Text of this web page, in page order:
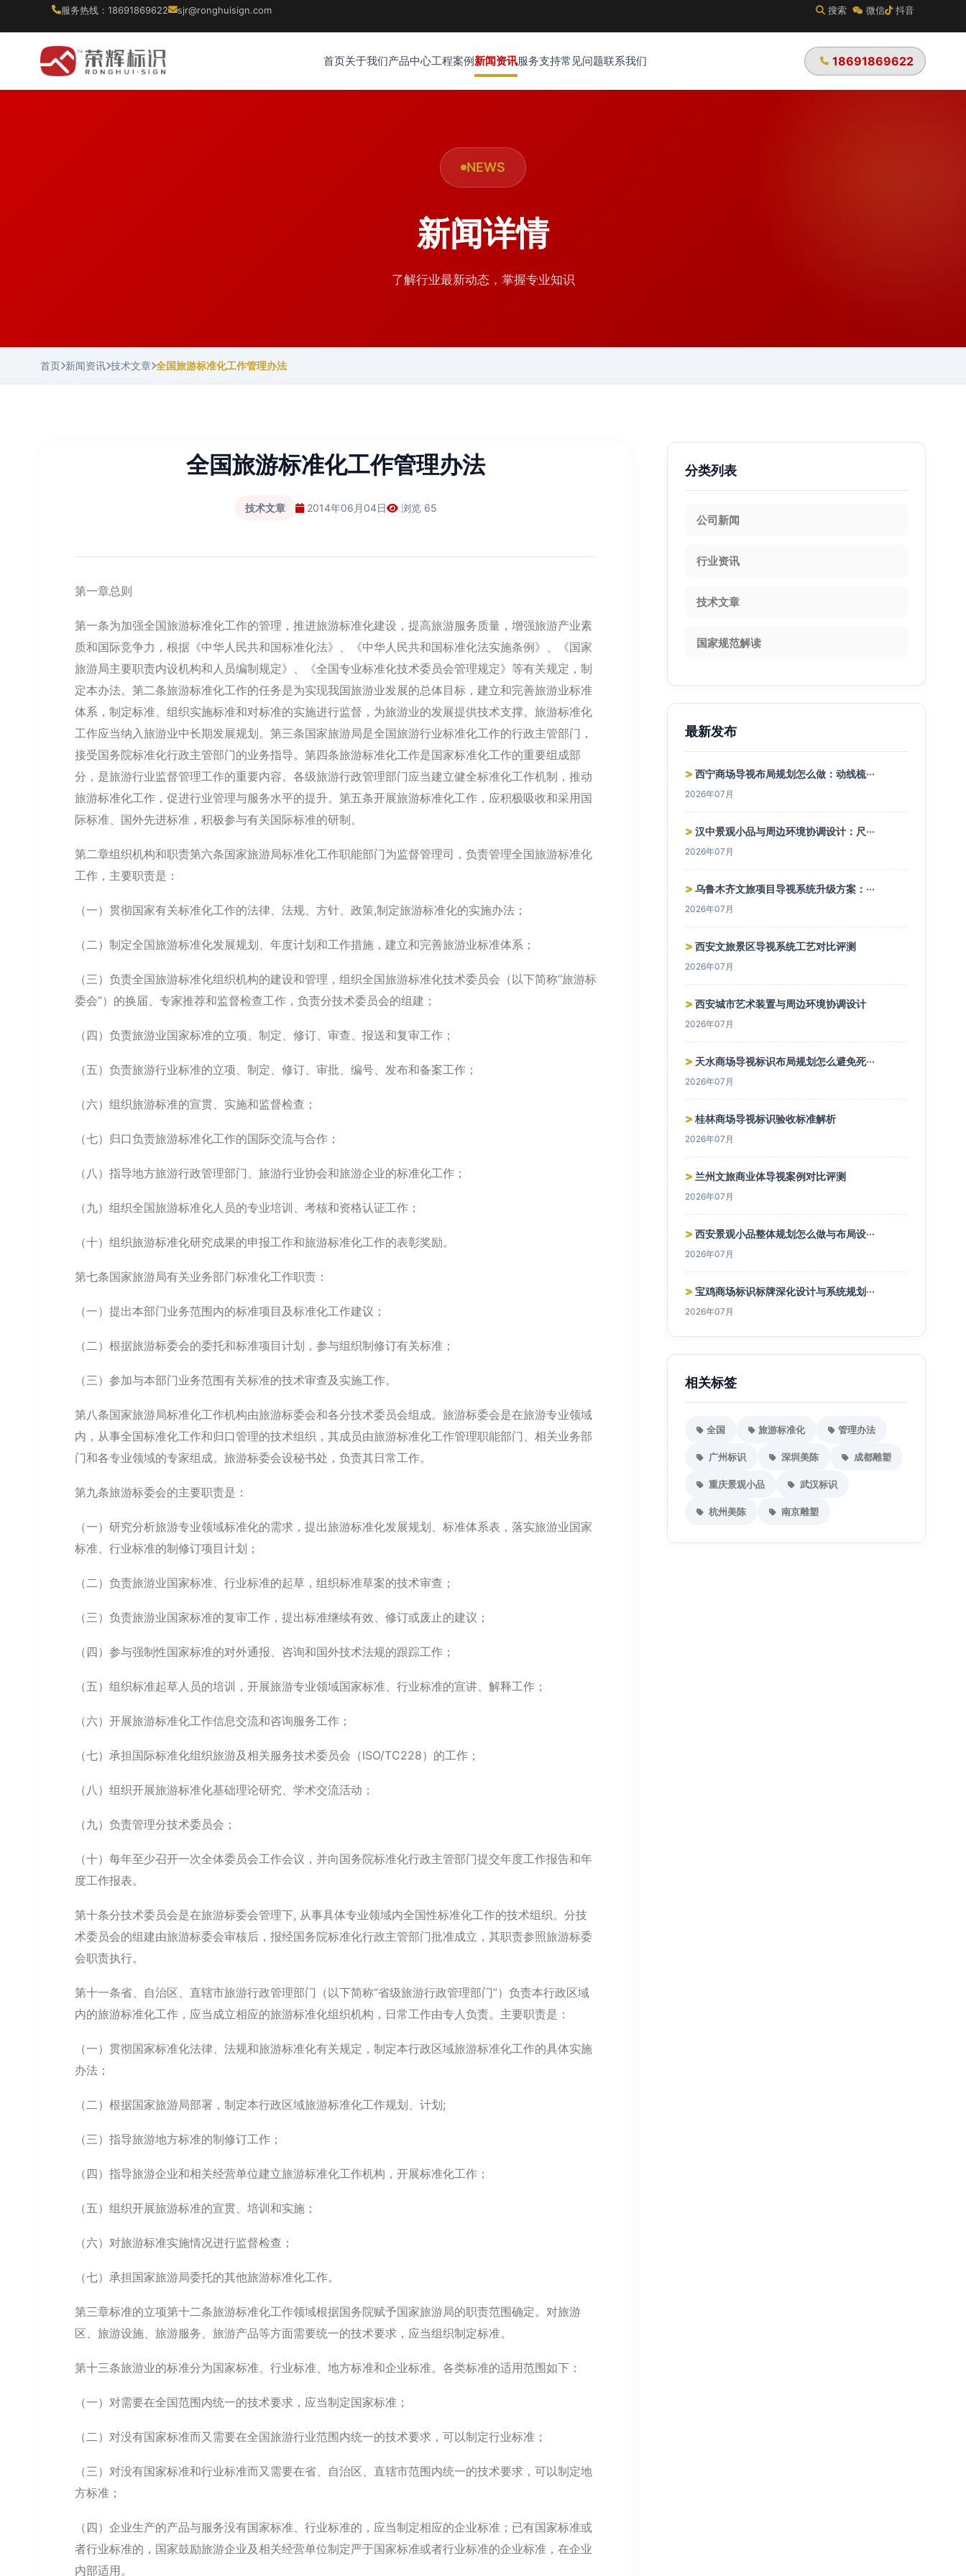
服务热线：18691869622 sjr@ronghuisign.com 搜索 微信 抖音
首页关于我们产品中心工程案例新闻资讯服务支持常见问题联系我们 18691869622
NEWS
新闻详情
了解行业最新动态，掌握专业知识
首页 新闻资讯 技术文章 全国旅游标准化工作管理办法
全国旅游标准化工作管理办法
技术文章 2014年06月04日 浏览 65
第一章总则
第一条为加强全国旅游标准化工作的管理，推进旅游标准化建设，提高旅游服务质量，增强旅游产业素
质和国际竞争力，根据《中华人民共和国标准化法》、《中华人民共和国标准化法实施条例》、《国家
旅游局主要职责内设机构和人员编制规定》、《全国专业标准化技术委员会管理规定》等有关规定，制
定本办法。第二条旅游标准化工作的任务是为实现我国旅游业发展的总体目标，建立和完善旅游业标准
体系，制定标准、组织实施标准和对标准的实施进行监督，为旅游业的发展提供技术支撑。旅游标准化
工作应当纳入旅游业中长期发展规划。第三条国家旅游局是全国旅游行业标准化工作的行政主管部门，
接受国务院标准化行政主管部门的业务指导。第四条旅游标准化工作是国家标准化工作的重要组成部
分，是旅游行业监督管理工作的重要内容。各级旅游行政管理部门应当建立健全标准化工作机制，推动
旅游标准化工作，促进行业管理与服务水平的提升。第五条开展旅游标准化工作，应积极吸收和采用国
际标准、国外先进标准，积极参与有关国际标准的研制。
第二章组织机构和职责第六条国家旅游局标准化工作职能部门为监督管理司，负责管理全国旅游标准化
工作，主要职责是：
（一）贯彻国家有关标准化工作的法律、法规、方针、政策,制定旅游标准化的实施办法；
（二）制定全国旅游标准化发展规划、年度计划和工作措施，建立和完善旅游业标准体系；
（三）负责全国旅游标准化组织机构的建设和管理，组织全国旅游标准化技术委员会（以下简称“旅游标
委会”）的换届、专家推荐和监督检查工作，负责分技术委员会的组建；
（四）负责旅游业国家标准的立项、制定、修订、审查、报送和复审工作；
（五）负责旅游行业标准的立项、制定、修订、审批、编号、发布和备案工作；
（六）组织旅游标准的宣贯、实施和监督检查；
（七）归口负责旅游标准化工作的国际交流与合作；
（八）指导地方旅游行政管理部门、旅游行业协会和旅游企业的标准化工作；
（九）组织全国旅游标准化人员的专业培训、考核和资格认证工作；
（十）组织旅游标准化研究成果的申报工作和旅游标准化工作的表彰奖励。
第七条国家旅游局有关业务部门标准化工作职责：
（一）提出本部门业务范围内的标准项目及标准化工作建议；
（二）根据旅游标委会的委托和标准项目计划，参与组织制修订有关标准；
（三）参加与本部门业务范围有关标准的技术审查及实施工作。
第八条国家旅游局标准化工作机构由旅游标委会和各分技术委员会组成。旅游标委会是在旅游专业领域
内，从事全国标准化工作和归口管理的技术组织，其成员由旅游标准化工作管理职能部门、相关业务部
门和各专业领域的专家组成。旅游标委会设秘书处，负责其日常工作。
第九条旅游标委会的主要职责是：
（一）研究分析旅游专业领域标准化的需求，提出旅游标准化发展规划、标准体系表，落实旅游业国家
标准、行业标准的制修订项目计划；
（二）负责旅游业国家标准、行业标准的起草，组织标准草案的技术审查；
（三）负责旅游业国家标准的复审工作，提出标准继续有效、修订或废止的建议；
（四）参与强制性国家标准的对外通报、咨询和国外技术法规的跟踪工作；
（五）组织标准起草人员的培训，开展旅游专业领域国家标准、行业标准的宣讲、解释工作；
（六）开展旅游标准化工作信息交流和咨询服务工作；
（七）承担国际标准化组织旅游及相关服务技术委员会（ISO/TC228）的工作；
（八）组织开展旅游标准化基础理论研究、学术交流活动；
（九）负责管理分技术委员会；
（十）每年至少召开一次全体委员会工作会议，并向国务院标准化行政主管部门提交年度工作报告和年
度工作报表。
第十条分技术委员会是在旅游标委会管理下, 从事具体专业领域内全国性标准化工作的技术组织。分技
术委员会的组建由旅游标委会审核后，报经国务院标准化行政主管部门批准成立，其职责参照旅游标委
会职责执行。
第十一条省、自治区、直辖市旅游行政管理部门（以下简称“省级旅游行政管理部门”）负责本行政区域
内的旅游标准化工作，应当成立相应的旅游标准化组织机构，日常工作由专人负责。主要职责是：
（一）贯彻国家标准化法律、法规和旅游标准化有关规定，制定本行政区域旅游标准化工作的具体实施
办法；
（二）根据国家旅游局部署，制定本行政区域旅游标准化工作规划、计划;
（三）指导旅游地方标准的制修订工作；
（四）指导旅游企业和相关经营单位建立旅游标准化工作机构，开展标准化工作；
（五）组织开展旅游标准的宣贯、培训和实施；
（六）对旅游标准实施情况进行监督检查；
（七）承担国家旅游局委托的其他旅游标准化工作。
第三章标准的立项第十二条旅游标准化工作领域根据国务院赋予国家旅游局的职责范围确定。对旅游
区、旅游设施、旅游服务、旅游产品等方面需要统一的技术要求，应当组织制定标准。
第十三条旅游业的标准分为国家标准、行业标准、地方标准和企业标准。各类标准的适用范围如下：
（一）对需要在全国范围内统一的技术要求，应当制定国家标准；
（二）对没有国家标准而又需要在全国旅游行业范围内统一的技术要求，可以制定行业标准；
（三）对没有国家标准和行业标准而又需要在省、自治区、直辖市范围内统一的技术要求，可以制定地
方标准；
（四）企业生产的产品与服务没有国家标准、行业标准的，应当制定相应的企业标准；已有国家标准或
者行业标准的，国家鼓励旅游企业及相关经营单位制定严于国家标准或者行业标准的企业标准，在企业
内部适用。
分类列表
公司新闻
行业资讯
技术文章
国家规范解读
最新发布
> 西宁商场导视布局规划怎么做：动线梳···
2026年07月
> 汉中景观小品与周边环境协调设计：尺···
2026年07月
> 乌鲁木齐文旅项目导视系统升级方案：···
2026年07月
> 西安文旅景区导视系统工艺对比评测
2026年07月
> 西安城市艺术装置与周边环境协调设计
2026年07月
> 天水商场导视标识布局规划怎么避免死···
2026年07月
> 桂林商场导视标识验收标准解析
2026年07月
> 兰州文旅商业体导视案例对比评测
2026年07月
> 西安景观小品整体规划怎么做与布局设···
2026年07月
> 宝鸡商场标识标牌深化设计与系统规划···
2026年07月
相关标签
全国 旅游标准化 管理办法
广州标识 深圳美陈 成都雕塑
重庆景观小品 武汉标识
杭州美陈 南京雕塑